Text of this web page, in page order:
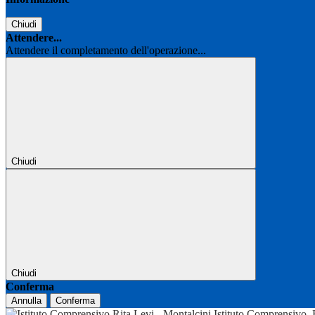
Chiudi
Attendere...
Attendere il completamento dell'operazione...
Chiudi
Chiudi
Conferma
Annulla Conferma